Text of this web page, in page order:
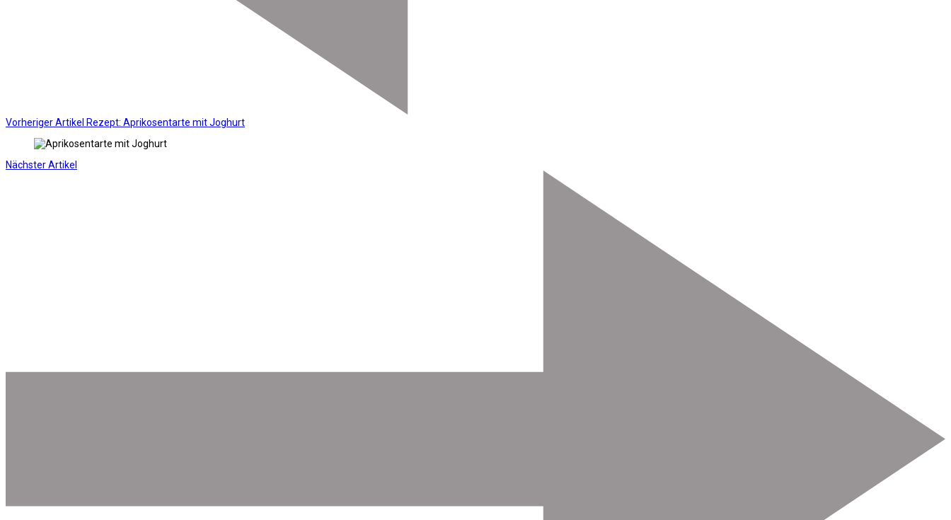
Vorheriger Artikel Rezept: Aprikosentarte mit Joghurt
Nächster Artikel